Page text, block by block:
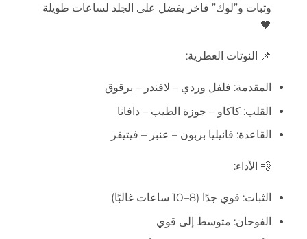
وثبات و”لوك” فاخر يفضل على الجلد لساعات طويلة
🖤
📌 النوتات العطرية:
المقدمة: فلفل وردي – لافندر – برقوق
القلب: كاكاو – جوزة الطيب – دافانا
القاعدة: فانيليا بربون – عنبر – فيتيفر
💨 الأداء:
الثبات: قوي جدًا (8–10 ساعات غالبًا)
الفوحان: متوسط إلى قوي